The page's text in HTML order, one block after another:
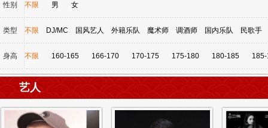
性别 不限 男 女
类型 不限 DJ/MC 国风艺人 外籍乐队 魔术师 调酒师 国内乐队 民歌手
身高 不限 160-165 166-170 170-175 175-180 180-185
艺人